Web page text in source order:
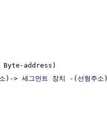
Byte-address)
)-> 세그먼트 장치 -(선형 주